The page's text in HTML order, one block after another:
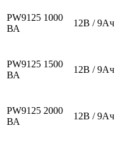
PW9125 1000
ВА
12В / 9Ач
PW9125 1500
ВА
12В / 9Ач
PW9125 2000
ВА
12В / 9Ач